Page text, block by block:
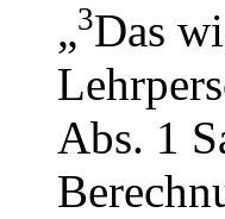
„3Das
Abs. 1